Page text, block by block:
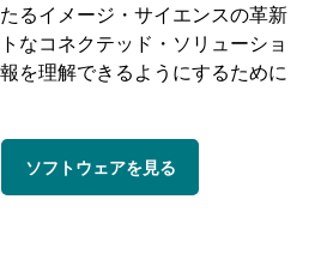
るイメージ・サイエンスの革新
なコネクテッド・ソリューショ
を理解できるようにするために
ソフトウェアを見る